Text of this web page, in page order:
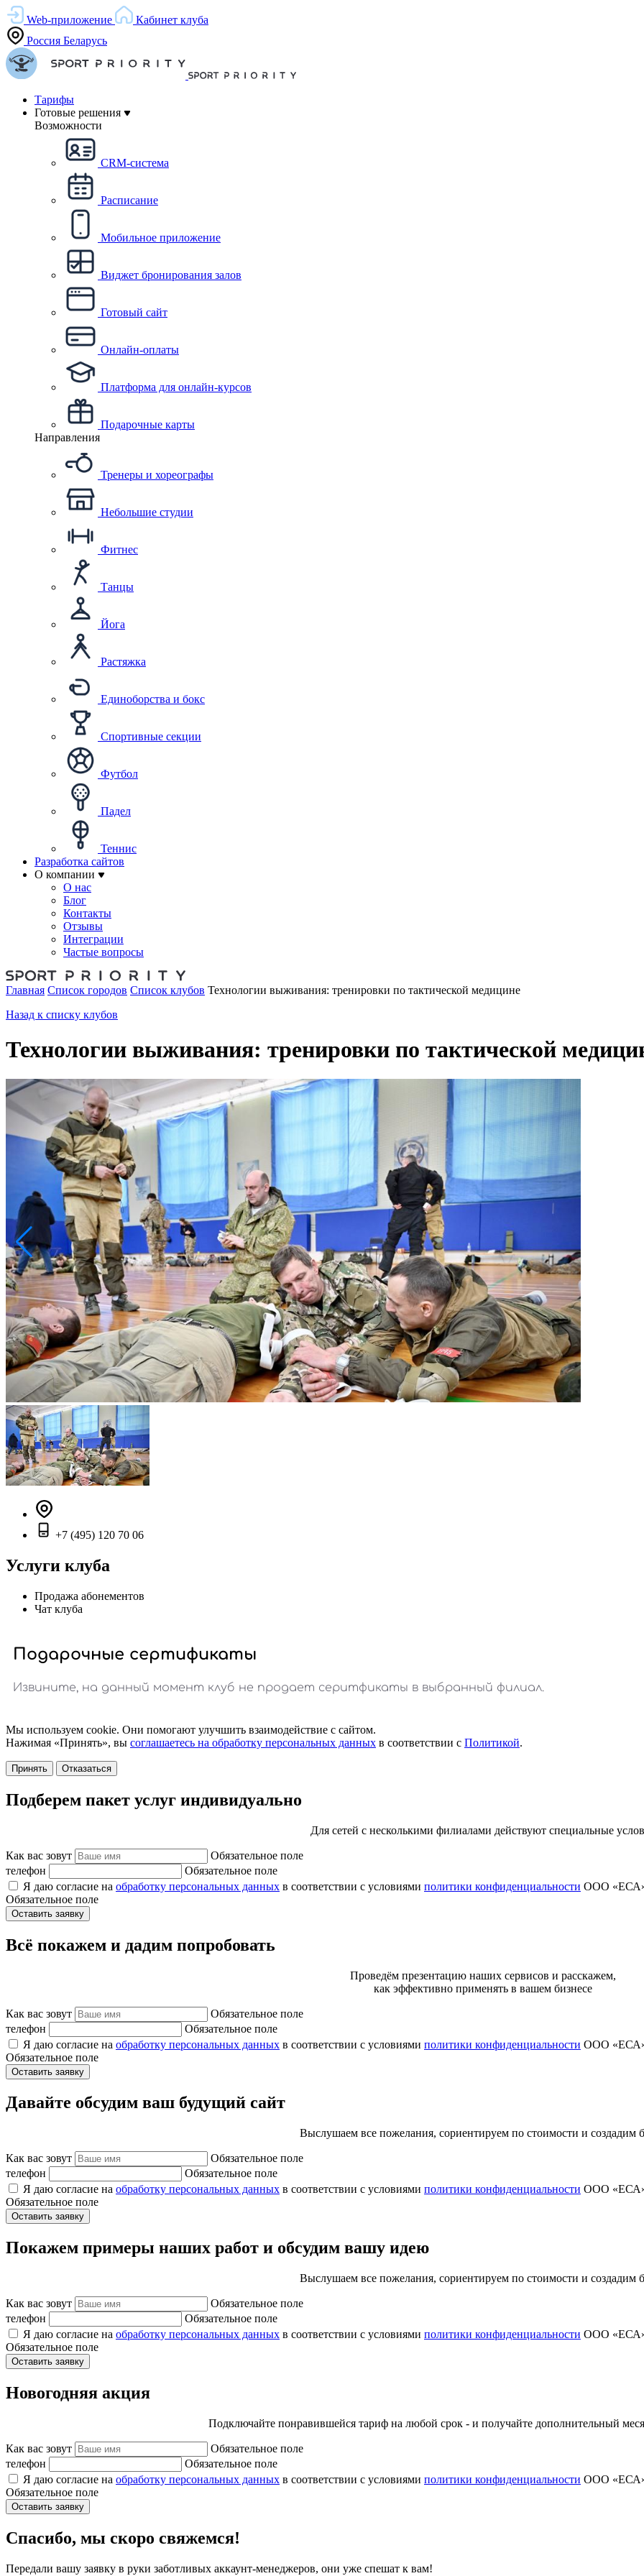
Web-приложение
Кабинет клуба
Россия Беларусь
Тарифы
Готовые решения
Возможности
CRM-система
Расписание
Мобильное приложение
Виджет бронирования залов
Готовый сайт
Онлайн-оплаты
Платформа для онлайн-курсов
Подарочные карты
Направления
Тренеры и хореографы
Небольшие студии
Фитнес
Танцы
Йога
Растяжка
Единоборства и бокс
Спортивные секции
Футбол
Падел
Теннис
Разработка сайтов
О компании
О нас
Блог
Контакты
Отзывы
Интеграции
Частые вопросы
Главная Список городов Список клубов Технологии выживания: тренировки по тактической медицине
Назад к списку клубов
Технологии выживания: тренировки по тактической
+7 (495) 120 70 06
Услуги клуба
Продажа абонементов
Чат клуба
Мы используем cookie. Они помогают улучшить взаимодействие с сайтом.
Нажимая «Принять», вы соглашаетесь на обработку персональных данных в соответствии с Политикой.
Принять Отказаться
Подберем пакет услуг индивидуально
Для сетей с несколькими филиалами действуют специальные
Как вас зовут
Обязательное поле
телефон
Обязательное поле
Я даю согласие на обработку персональных данных в соответствии с условиями политики конфиденциальности ООО
Обязательное поле
Оставить заявку
Всё покажем и дадим попробовать
Проведём презентацию наших сервисов и расскажем,
как эффективно применять в вашем бизнесе
Как вас зовут
Обязательное поле
телефон
Обязательное поле
Я даю согласие на обработку персональных данных в соответствии с условиями политики конфиденциальности ООО
Обязательное поле
Оставить заявку
Давайте обсудим ваш будущий сайт
Выслушаем все пожелания, сориентируем по стоимости и создадим
Как вас зовут
Обязательное поле
телефон
Обязательное поле
Я даю согласие на обработку персональных данных в соответствии с условиями политики конфиденциальности ООО
Обязательное поле
Оставить заявку
Покажем примеры наших работ и обсудим вашу идею
Выслушаем все пожелания, сориентируем по стоимости и создадим
Как вас зовут
Обязательное поле
телефон
Обязательное поле
Я даю согласие на обработку персональных данных в соответствии с условиями политики конфиденциальности ООО
Обязательное поле
Оставить заявку
Новогодняя акция
Подключайте понравившейся тариф на любой срок - и получайте дополнительный
Как вас зовут
Обязательное поле
телефон
Обязательное поле
Я даю согласие на обработку персональных данных в соответствии с условиями политики конфиденциальности ООО
Обязательное поле
Оставить заявку
Спасибо, мы скоро свяжемся!
Передали вашу заявку в руки заботливых аккаунт-менеджеров, они уже спешат к вам!